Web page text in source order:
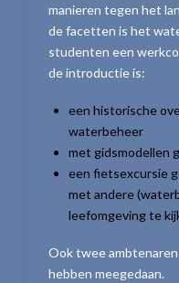
manieren tegen het
de facetten is het
studenten een
de introductie is:
een historische
waterbeheer
met gidsmodellen
een fietsexcursie
met andere
leefomgeving te
Ook twee
hebben meegedaan.